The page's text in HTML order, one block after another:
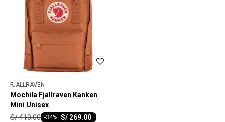
FJALLRAVEN
Mochila Fjallraven Kanken
Mini Unisex
S/ 269.00
-34
S/410.00